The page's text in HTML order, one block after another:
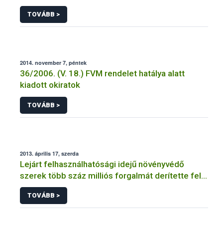
TOVÁBB >
2014. november 7, péntek
36/2006. (V. 18.) FVM rendelet hatálya alatt
kiadott okiratok
TOVÁBB >
2013. április 17, szerda
Lejárt felhasználhatósági idejű növényvédő
szerek több száz milliós forgalmát derítette fel a
NÉBIH
TOVÁBB >